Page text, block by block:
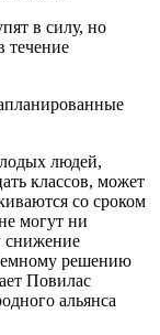
в силу, но
течение
людей,
классов, может
со сроком
могут ни
снижение
решению
Повилас
альянса